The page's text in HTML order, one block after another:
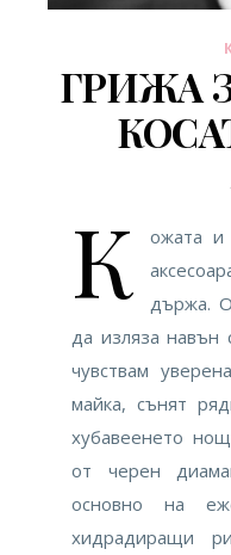
ГРИЖА
К
ожата и
държа.
да изляза навън
чувствам
майка, сънят
хубавеенето
от черен
основно на
хидрадиращи